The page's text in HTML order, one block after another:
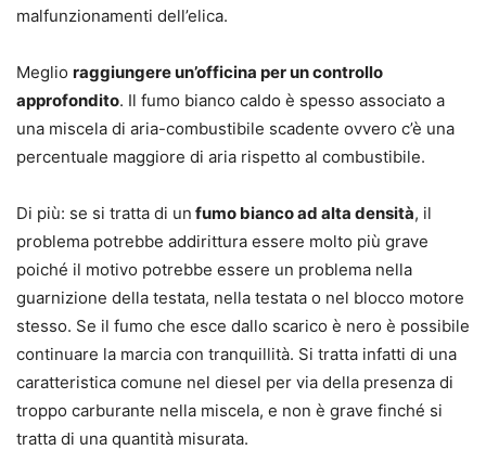
malfunzionamenti dell’elica.
Meglio raggiungere un’officina per un controllo
approfondito. Il fumo bianco caldo è spesso associato a
una miscela di aria-combustibile scadente ovvero c’è una
percentuale maggiore di aria rispetto al combustibile.
Di più: se si tratta di un fumo bianco ad alta densità, il
problema potrebbe addirittura essere molto più grave
poiché il motivo potrebbe essere un problema nella
guarnizione della testata, nella testata o nel blocco motore
stesso. Se il fumo che esce dallo scarico è nero è possibile
continuare la marcia con tranquillità. Si tratta infatti di una
caratteristica comune nel diesel per via della presenza di
troppo carburante nella miscela, e non è grave finché si
tratta di una quantità misurata.